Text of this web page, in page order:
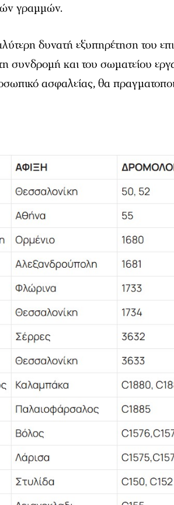
γραμμών.
δυνατή εξυπηρέτηση του
συνδρομή και του σωματείου
ασφαλείας, θα